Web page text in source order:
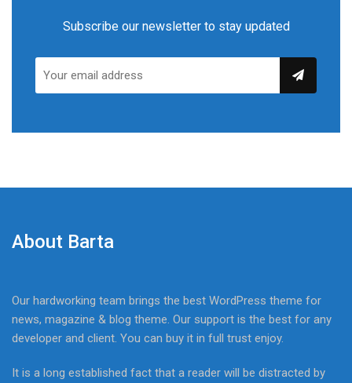
Subscribe our newsletter to stay updated
About Barta
Our hardworking team brings the best WordPress theme for
news, magazine & blog theme. Our support is the best for any
developer and client. You can buy it in full trust enjoy.
It is a long established fact that a reader will be distracted by